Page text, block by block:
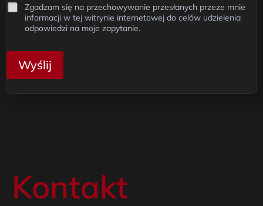
Zgadzam się na przechowywanie przesłanych przeze mnie
informacji w tej witrynie internetowej do celów udzielenia
odpowiedzi na moje zapytanie.
Wyślij
Kontakt